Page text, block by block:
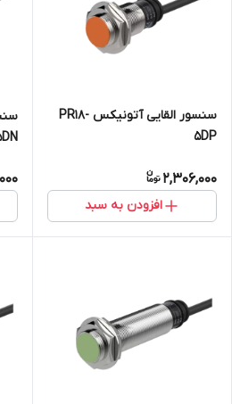
سنسور القایی آتونیکس PR18-
5DP
2,306,000
افزودن به سبد